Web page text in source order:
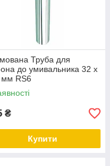
Труба для
до умивальника 32 х
мм RS6
₴
Купити